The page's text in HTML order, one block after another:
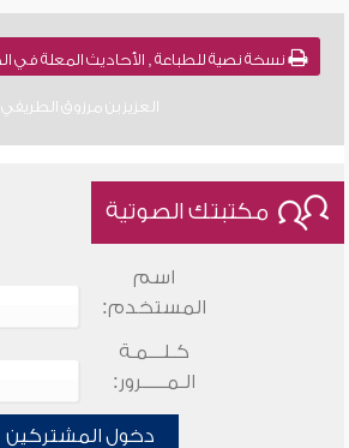
العزيز بن مرزوق الطريفي
مكتبتك الصوتية
اسم
المستخدم:
كـلـــمـة
الـمـــــرور:
دخول المشتركين